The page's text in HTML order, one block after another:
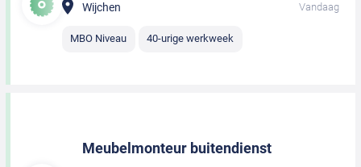
Wijchen Vandaag
MBO Niveau 40-urige werkweek
Meubelmonteur buitendienst